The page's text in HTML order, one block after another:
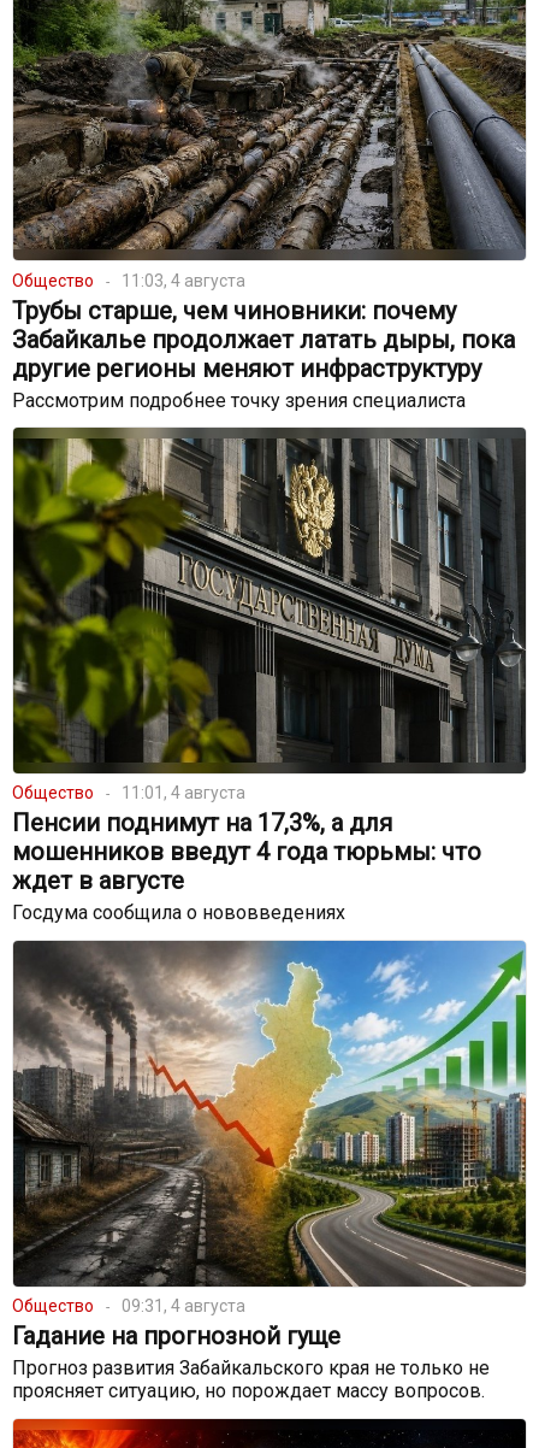
Общество 11:03, 4 августа
Трубы старше, чем чиновники: почему
Забайкалье продолжает латать дыры, пока
другие регионы меняют инфраструктуру
Рассмотрим подробнее точку зрения специалиста
Общество 11:01, 4 августа
Пенсии поднимут на 17,3%, а для
мошенников введут 4 года тюрьмы: что
ждет в августе
Госдума сообщила о нововведениях
Общество 09:31, 4 августа
Гадание на прогнозной гуще
Прогноз развития Забайкальского края не только не
проясняет ситуацию, но порождает массу вопросов.